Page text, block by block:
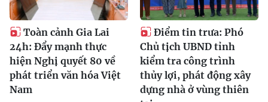
Toàn cảnh Gia Lai
24h: Đẩy mạnh thực
hiện Nghị quyết 80 về
phát triển văn hóa Việt
Nam
Điểm tin trưa: Phó
Chủ tịch UBND tỉnh
kiểm tra công trình
thủy lợi, phát động xây
dựng nhà ở vùng thiên